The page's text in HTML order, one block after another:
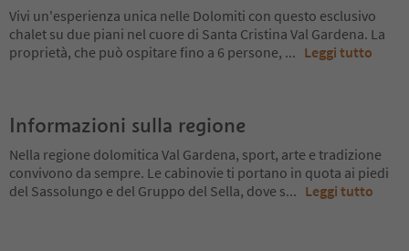
Vivi un'esperienza unica nelle Dolomiti con questo esclusivo
chalet su due piani nel cuore di Santa Cristina Val Gardena. La
proprietà, che può ospitare fino a 6 persone, ... Leggi tutto
Informazioni sulla regione
Nella regione dolomitica Val Gardena, sport, arte e tradizione
convivono da sempre. Le cabinovie ti portano in quota ai piedi
del Sassolungo e del Gruppo del Sella, dove s... Leggi tutto